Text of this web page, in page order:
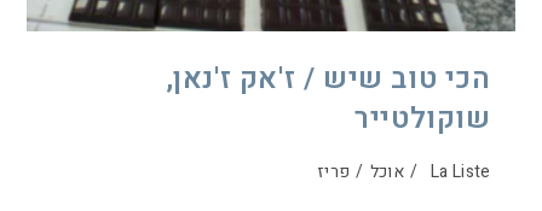
הכי טוב שיש / ז'אק ז'נאן,
שוקולטייר
La Liste
/ אוכל / פריז